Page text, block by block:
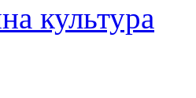
культура